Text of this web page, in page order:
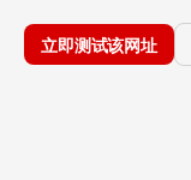
立即测试该网址